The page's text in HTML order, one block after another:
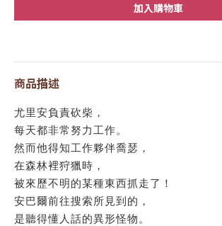
加入購物車
商品描述
尤里安負責砍柴，
每天都非常努力工作。
然而他得知工作夥伴喬瑟，
在森林裡狩獵時，
被來歷不明的某種東西抓走了！
安巴爾前往搜索所見到的，
是聽得懂人話的異形怪物。